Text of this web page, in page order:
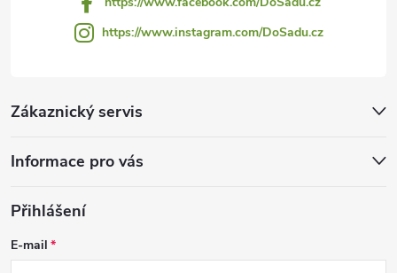
Zákaznický servis
Informace pro vás
https://www.instagram.com/DoSadu.cz
Přihlášení
E-mail